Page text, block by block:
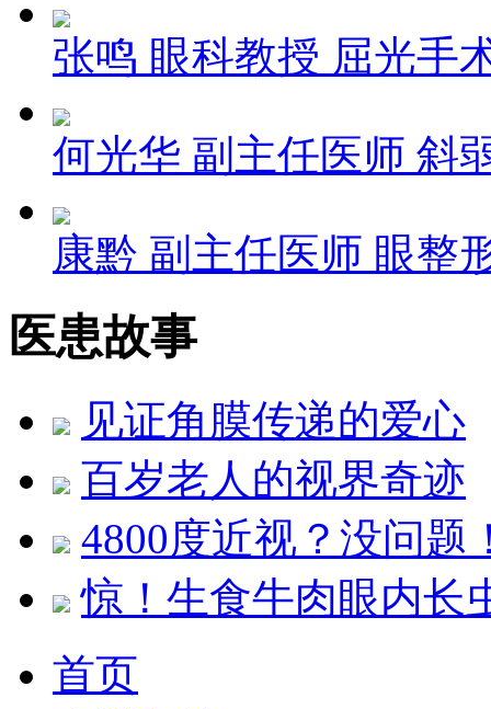
张鸣 眼科教授 屈光手
何光华 副主任医师 斜
康黔 副主任医师 眼整
医患故事
见证角膜传递的爱心
百岁老人的视界奇迹
4800度近视？没问题
惊！生食牛肉眼内长
首页